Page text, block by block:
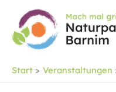
Inhalt
springen
Start Veranstaltungen